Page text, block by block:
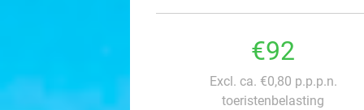
€92
Excl. ca. €0,80 p.p.p.n.
toeristenbelasting